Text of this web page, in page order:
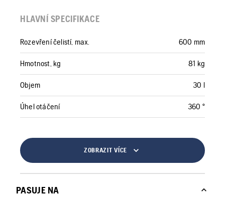
HLAVNÍ SPECIFIKACE
Rozevření čelistí, max. 600 mm
Hmotnost, kg 81 kg
Objem 30 l
Úhel otáčení 360 °
ZOBRAZIT VÍCE
PASUJE NA